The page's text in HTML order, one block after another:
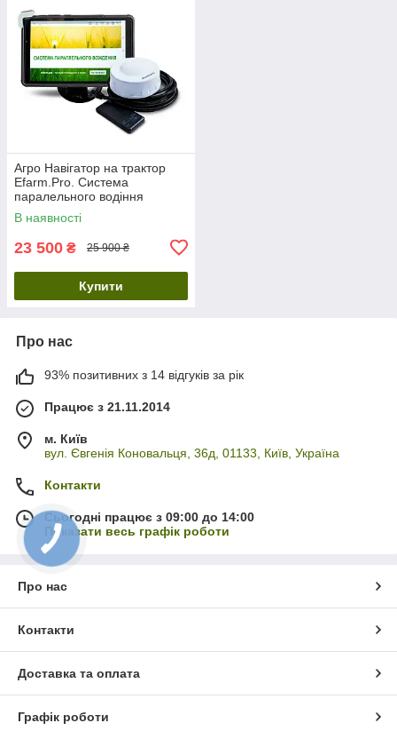
Агро Навігатор на трактор
Еfarm.Pro. Система
паралельного водіння
В наявності
23 500 ₴ 25 900 ₴
Купити
Про нас
93% позитивних з 14 відгуків за рік
Працює з 21.11.2014
м. Київ
вул. Євгенія Коновальця, 36д, 01133, Київ, Україна
Контакти
Сьогодні працює з 09:00 до 14:00
Показати весь графік роботи
Про нас
Контакти
Доставка та оплата
Графік роботи